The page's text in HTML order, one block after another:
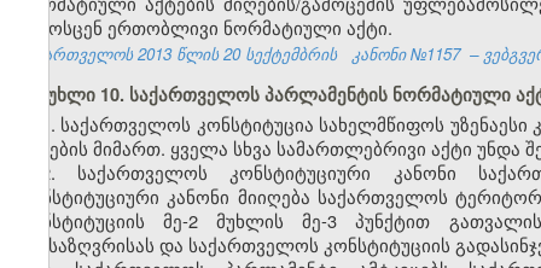
გამოსცენ ერთობლივი ნორმატიული აქტი.
საქართველოს 2013 წლის 20 სექტემბრის კანონი №1157 –
მუხლი 10. საქართველოს პარლამენტის ნორმატიული
1. საქართველოს კონსტიტუცია სახელმწიფოს
აქტების მიმართ. ყველა სხვა სამართლებრივი აქტი უნდა
2. საქართველოს კონსტიტუციური კანონი
კონსტიტუციური კანონი მიიღება საქართველოს
კონსტიტუციის მე-2 მუხლის მე-3 პუნქტით
განსაზღვრისას და საქართველოს კონსტიტუციის